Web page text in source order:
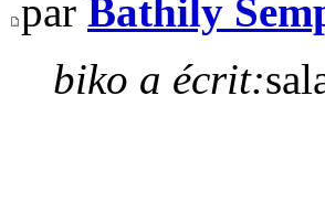
par Bathily
biko a écrit: